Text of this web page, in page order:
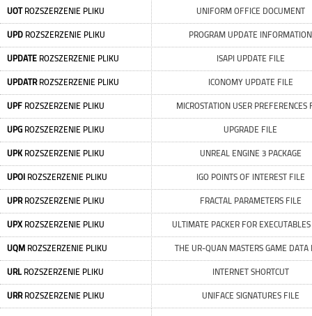
UOTROZSZERZENIE PLIKU UNIFORM OFFICE DOCUMENT
UPD ROZSZERZENIE PLIKU PROGRAM UPDATE INFORMATION
UPDATE ROZSZERZENIE PLIKU ISAPI UPDATE FILE
UPDATRROZSZERZENIE PLIKU ICONOMY UPDATE FILE
UPF ROZSZERZENIE PLIKU MICROSTATION USER PREFERENCES
UPG ROZSZERZENIE PLIKU UPGRADE FILE
UPKROZSZERZENIE PLIKU UNREAL ENGINE 3 PACKAGE
UPOI ROZSZERZENIE PLIKU IGO POINTS OF INTEREST FILE
UPRROZSZERZENIE PLIKU FRACTAL PARAMETERS FILE
UPXROZSZERZENIE PLIKU ULTIMATE PACKER FOR
UQM ROZSZERZENIE PLIKU THE UR-QUAN MASTERS GAME DATA
URLROZSZERZENIE PLIKU INTERNET SHORTCUT
URRROZSZERZENIE PLIKU UNIFACE SIGNATURES FILE